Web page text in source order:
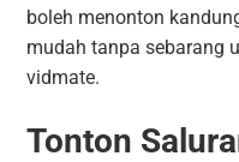
boleh menonton
mudah tanpa sebarang
vidmate.
Tonton